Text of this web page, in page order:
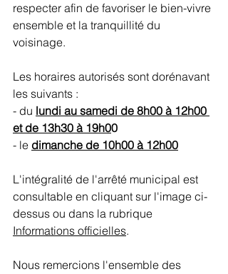
respecter afin de favoriser le bien-vivre
ensemble et la tranquillité du
voisinage.
Les horaires autorisés sont dorénavant
les suivants :
- du lundi au samedi de 8h00 à 12h00
et de 13h30 à 19h00
- le dimanche de 10h00 à 12h00
L'intégralité de l'arrêté municipal est
consultable en cliquant sur l'image ci-
dessus ou dans la rubrique
Informations officielles.
Nous remercions l'ensemble des